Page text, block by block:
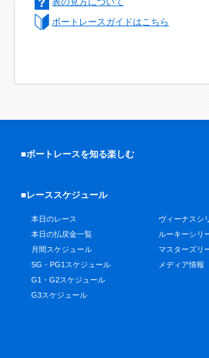
ボートレースガイドはこちら
■ボートレースを知る楽しむ
■レーススケジュール
本日のレース
本日の払戻金一覧
月間スケジュール
SG・PG1スケジュール
G1・G2スケジュール
G3スケジュール
ヴィーナスシ
ルーキーシリ
マスターズリ
メディア情報